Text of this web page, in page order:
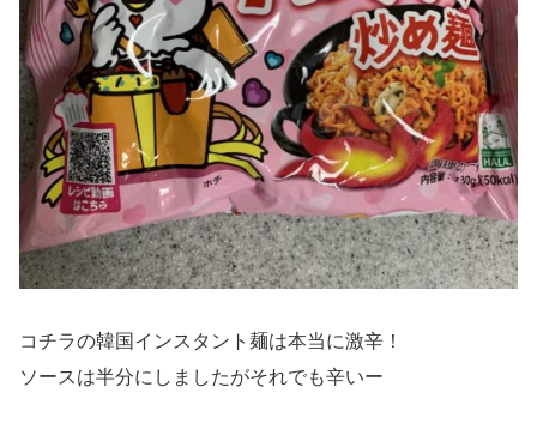
コチラの韓国インスタント麺は本当に激辛！
ソースは半分にしましたがそれでも辛いー